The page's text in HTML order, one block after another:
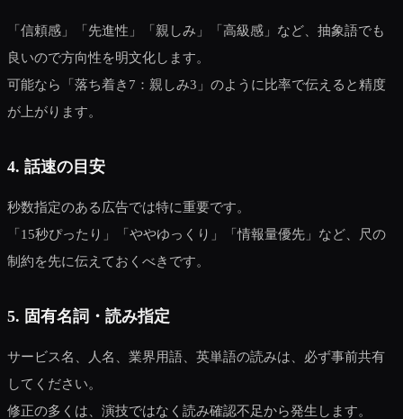
「信頼感」「先進性」「親しみ」「高級感」など、抽象語でも
良いので方向性を明文化します。
可能なら「落ち着き7：親しみ3」のように比率で伝えると精度
が上がります。
4. 話速の目安
秒数指定のある広告では特に重要です。
「15秒ぴったり」「ややゆっくり」「情報量優先」など、尺の
制約を先に伝えておくべきです。
5. 固有名詞・読み指定
サービス名、人名、業界用語、英単語の読みは、必ず事前共有
してください。
修正の多くは、演技ではなく読み確認不足から発生します。